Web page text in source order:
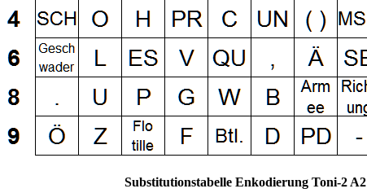
Substitutionstabelle Enkodierung Toni-2 A2